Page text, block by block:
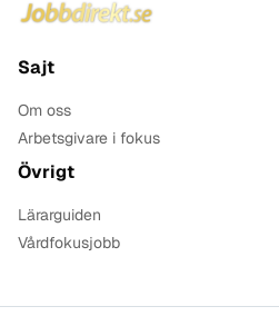
Sajt
Om oss
Arbetsgivare i fokus
Övrigt
Lärarguiden
Vårdfokusjobb